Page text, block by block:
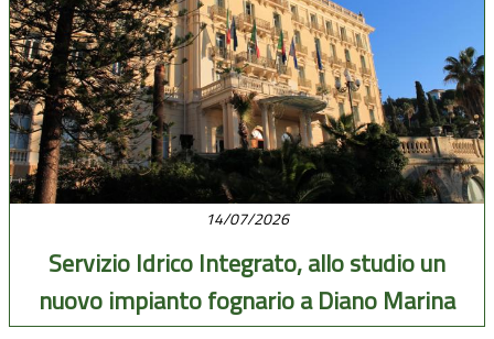
14/07/2026
Servizio Idrico Integrato, allo studio un
nuovo impianto fognario a Diano Marina